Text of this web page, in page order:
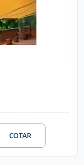
COTAR